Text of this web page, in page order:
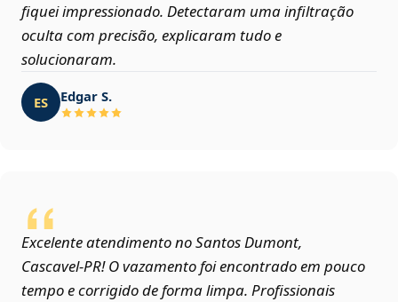
fiquei impressionado. Detectaram uma infiltração
oculta com precisão, explicaram tudo e
solucionaram.
ES Edgar S.
Excelente atendimento no Santos Dumont,
Cascavel‑PR! O vazamento foi encontrado em pouco
tempo e corrigido de forma limpa. Profissionais